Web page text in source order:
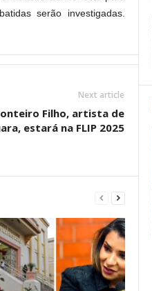
serão investigadas.
Next article
Filho, artista de
estará na FLIP 2025